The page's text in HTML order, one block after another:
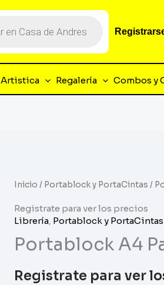
Artistica Regalería Combos y
Inicio / Portablock y PortaCintas /
Registrate para ver los precios
Librería, Portablock y PortaCintas
Portablock A4
Registrate para ver